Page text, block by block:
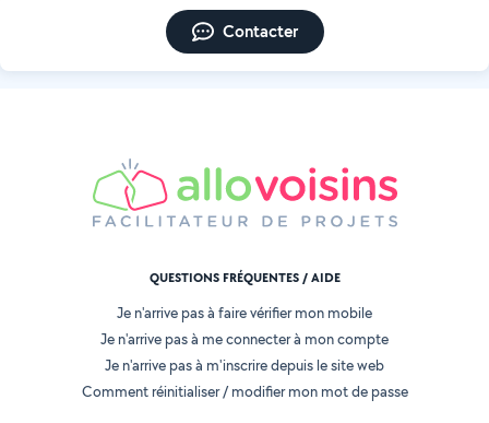
Contacter
QUESTIONS FRÉQUENTES / AIDE
Je n'arrive pas à faire vérifier mon mobile
Je n'arrive pas à me connecter à mon compte
Je n'arrive pas à m'inscrire depuis le site web
Comment réinitialiser / modifier mon mot de passe